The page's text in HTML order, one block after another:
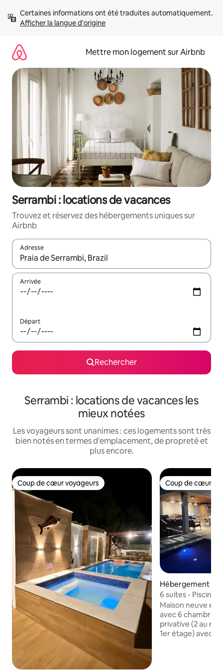
directement
Afficher la langue d'origine
Mettre mon logement sur Airbnb
Serrambi : locations de vacances
Trouvez et réservez des hébergements uniques sur
Airbnb
Adresse
Lorsque les résultats s'affichent, utilisez les flèches vers le
Arrivée
Départ
Rechercher
Serrambi : locations de vacances les
mieux notées
Les voyageurs sont unanimes : ces logements sont très
bien notés en termes d'emplacement, de propreté et
plus encore.
Coup de cœur voyageurs
Coup de cœur voyageurs Coup de cœur
Coup de cœur
Hébergement ⋅
6 suites - Piscine
Maison neuve et
avec 6 chambres
privative (2 au
1er étage) avec